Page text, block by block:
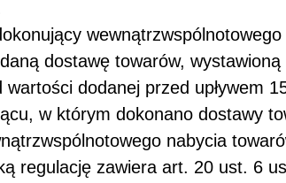
dostawę towarów,
dodanej przed upływem
w którym dokonano dostawy
nabycia
regulację zawiera art. 20 ust. 6